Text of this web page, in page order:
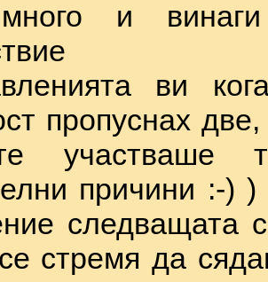
и
ви
пропуснах
участваше
причини :-)
следващата
стремя да